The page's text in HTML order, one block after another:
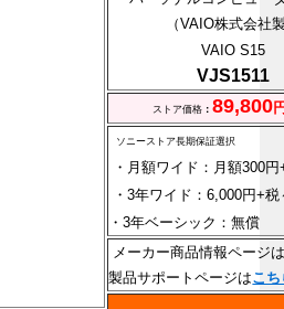
（VAIO株式会社
VAIO S15
VJS1511
ストア価格 ：89,800
ソニーストア長期保証選択
・月額ワイド：月額300
・3年ワイド：6,000円+税
・3年ベーシック：無償
メーカー商品情報ページ
製品サポートページはこち